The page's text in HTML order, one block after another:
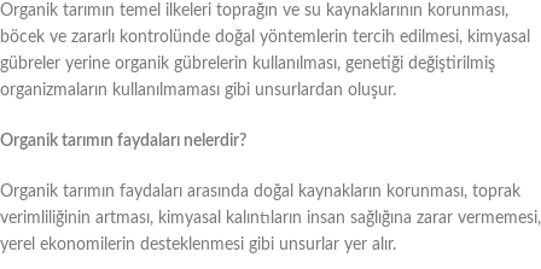
Organik tarımın temel ilkeleri toprağın ve su kaynaklarının korunması,
böcek ve zararlı kontrolünde doğal yöntemlerin tercih edilmesi, kimyasal
gübreler yerine organik gübrelerin kullanılması, genetiği değiştirilmiş
organizmaların kullanılmaması gibi unsurlardan oluşur.
Organik tarımın faydaları nelerdir?
Organik tarımın faydaları arasında doğal kaynakların korunması, toprak
verimliliğinin artması, kimyasal kalıntıların insan sağlığına zarar vermemesi,
yerel ekonomilerin desteklenmesi gibi unsurlar yer alır.